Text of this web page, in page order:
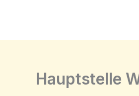
Hauptstelle